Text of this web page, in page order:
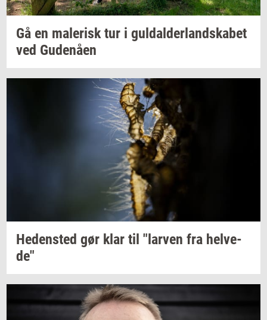
Gå en ma­le­risk tur i gul­dal­der­land­ska­bet
ved Gu­denå­en
He­den­sted gør klar til "lar­ven fra hel­ve­
de"